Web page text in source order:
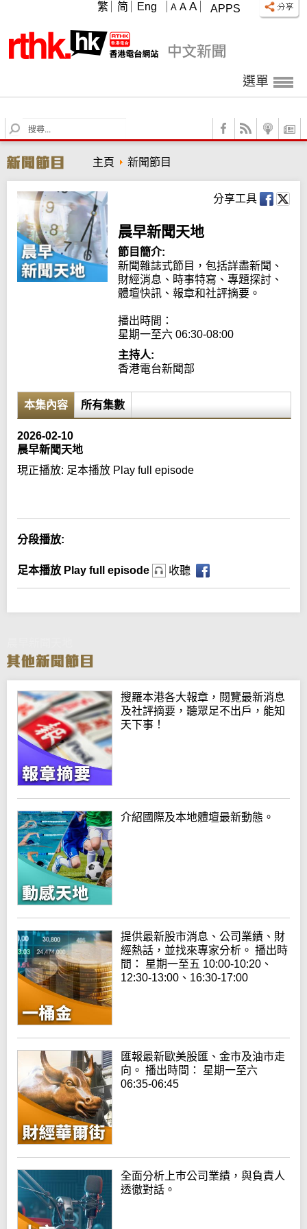
APPS
A A A
繁 简 Eng
選單
S
e
r
c
h
主頁 新聞節目
分享工具
晨早新聞天地
節目簡介:
新聞雜誌式節目，包括詳盡新聞、
財經消息、時事特寫、專題探討、
體壇快訊、報章和社評摘要。
播出時間：
星期一至六 06:30-08:00
主持人:
香港電台新聞部
本集內容 所有集數
2026-02-10
晨早新聞天地
現正播放: 足本播放 Play full episode
分段播放:
足本播放 Play full episode 收聽
搜羅本港各大報章，閱覽最新消息
及社評摘要，聽眾足不出戶，能知
天下事！
介紹國際及本地體壇最新動態。
提供最新股市消息、公司業績、財
經熱話，並找來專家分析。 播出時
間： 星期一至五 10:00-10:20、
12:30-13:00、16:30-17:00
匯報最新歐美股匯、金市及油市走
向。 播出時間： 星期一至六
06:35-06:45
全面分析上巿公司業績，與負責人
透徹對話。